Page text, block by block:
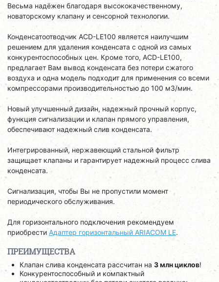
Весьма надёжен благодаря высококачественному,
новаторскому клапану и сенсорной технологии.
Конденсатоотводчик ACD-LE100 является наилучшим
решением для удаления конденсата с одной из самых
конкурентоспособных цен. Кроме того, ACD-LE100,
предлагает Вам вывод конденсата без потери сжатого
воздуха и одна модель подходит для применения со всеми
компрессорами производительностью до 100 м3/мин.
Новый улучшенный дизайн, надежный прочный корпус,
функция сигнализации и клапан прямого управления,
обеспечивают надежный слив конденсата.
Интегрированный, нержавеющий стальной фильтр
защищает клапаны и гарантирует надежный процесс слива
конденсата.
Сигнализация, чтобы Вы не пропустили момент
периодического обслуживания.
Для горизонтального подключения рекомендуем
приобрести Адаптер горизонтальный ARIACOM LE.
ПРЕИМУЩЕСТВА
Клапан слива конденсата рассчитан на 3 млн циклов!
Конкурентоспособный и компактный